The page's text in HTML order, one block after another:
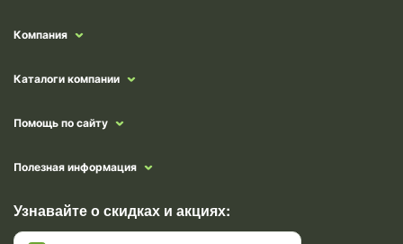
Компания
Каталоги компании
Помощь по сайту
Полезная информация
Узнавайте о скидках и акциях: